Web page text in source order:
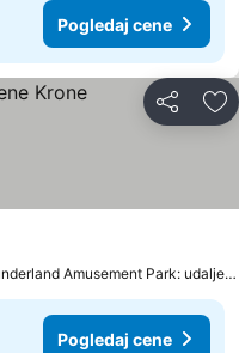
Pogledaj cene
Deli
Fränkisches Wunderland Amusement Park: udaljenost 13.5 km
Pogledaj cene